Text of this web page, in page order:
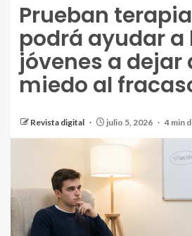
Prueban
podrá ayudar a
jóvenes a dejar
miedo al
Revista digital julio 5, 2026 4 min